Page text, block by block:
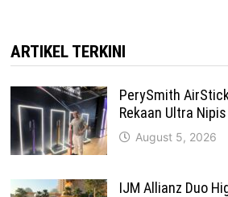
ARTIKEL TERKINI
PerySmith
Rekaan Ultra
August 5, 2026
IJM Allianz Duo